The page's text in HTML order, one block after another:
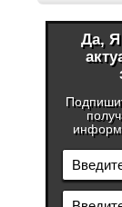
Да, Я